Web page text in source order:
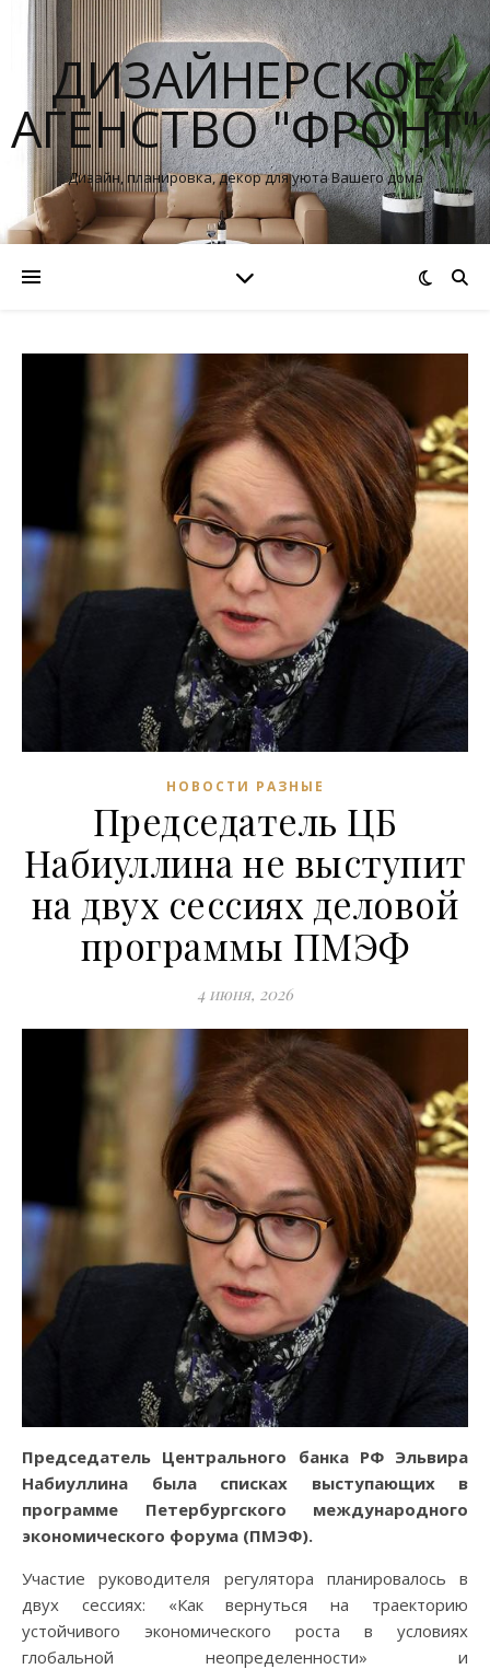
ДИЗАЙНЕРСКОЕ
АГЕНСТВО "ФРОНТ"
Дизайн, планировка, декор для уюта Вашего дома
НОВОСТИ РАЗНЫЕ
Председатель ЦБ
Набиуллина не выступит
на двух сессиях деловой
программы ПМЭФ
4 июня, 2026
Председатель Центрального банка РФ Эльвира
Набиуллина была списках выступающих в
программе Петербургского международного
экономического форума (ПМЭФ).
Участие руководителя регулятора планировалось в
двух сессиях: «Как вернуться на траекторию
устойчивого экономического роста в условиях
глобальной неопределенности» и